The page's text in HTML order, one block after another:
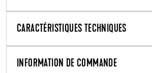
CARACTÉRISTIQUES TECHNIQUES
INFORMATION DE COMMANDE